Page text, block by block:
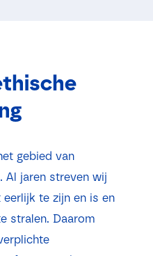
gebied van
Al jaren streven wij
te zijn en is en
stralen. Daarom